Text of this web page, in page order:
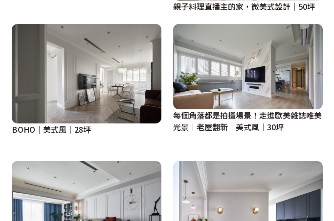
親子料理直播主的家，微美式設計│50坪
BOHO│美式風│28坪
每個角落都是拍攝場景！走進歐美雜誌唯美
光景│老屋翻新│美式風│30坪